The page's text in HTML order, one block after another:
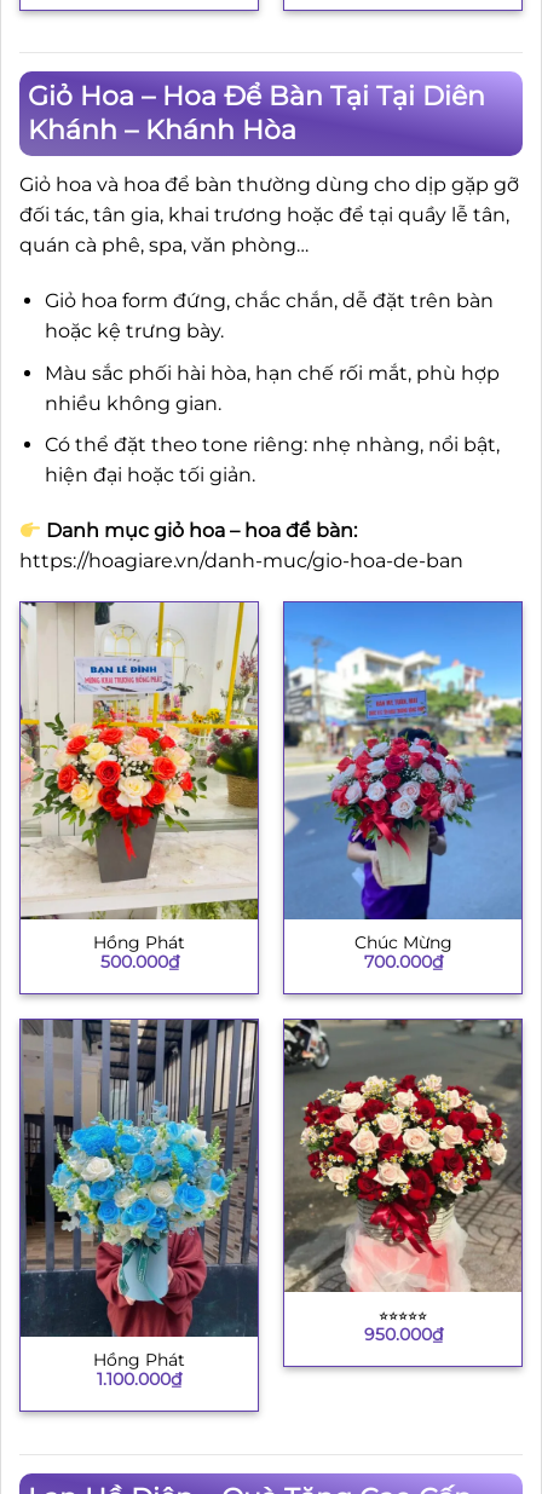
Giỏ Hoa – Hoa Để Bàn Tại Tại Diên
Khánh – Khánh Hòa
Giỏ hoa và hoa để bàn thường dùng cho dịp gặp gỡ
đối tác, tân gia, khai trương hoặc để tại quầy lễ tân,
quán cà phê, spa, văn phòng…
Giỏ hoa form đứng, chắc chắn, dễ đặt trên bàn
hoặc kệ trưng bày.
Màu sắc phối hài hòa, hạn chế rối mắt, phù hợp
nhiều không gian.
Có thể đặt theo tone riêng: nhẹ nhàng, nổi bật,
hiện đại hoặc tối giản.
Danh mục giỏ hoa – hoa để bàn:
https://hoagiare.vn/danh-muc/gio-hoa-de-ban
Hồng Phát
500.000₫
Chúc Mừng
700.000₫
Hồng Phát
1.100.000₫
⭐︎⭐︎⭐︎⭐︎⭐︎
950.000₫